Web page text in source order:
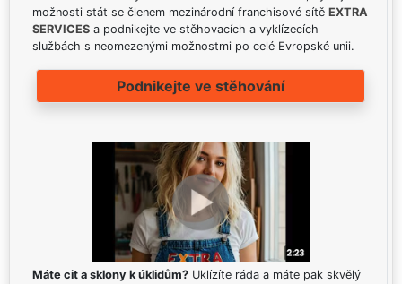
možnosti stát se členem mezinárodní franchisové sítě EXTRA
SERVICES a podnikejte ve stěhovacích a vyklízecích
službách s neomezenými možnostmi po celé Evropské unii.
Podnikejte ve stěhování
Máte cit a sklony k úklidům? Uklízíte ráda a máte pak skvělý